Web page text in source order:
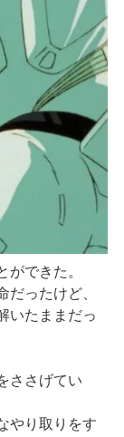
できた。
だったけど、
いたままだっ
ささげてい
やり取りをす